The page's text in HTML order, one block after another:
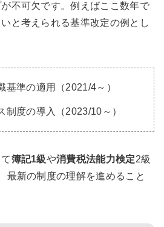
不可欠です。例えばここ数年で
と考えられる基準改定の例とし
基準の適用（2021/4～）
制度の導入（2023/10～）
簿記1級や消費税法能力検定2級
最新の制度の理解を進めること